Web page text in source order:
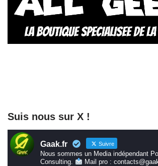
Suis nous sur X !
Gaak.fr Suivre
Nous sommes un Media indépendant
Consulting.
Mail pro :